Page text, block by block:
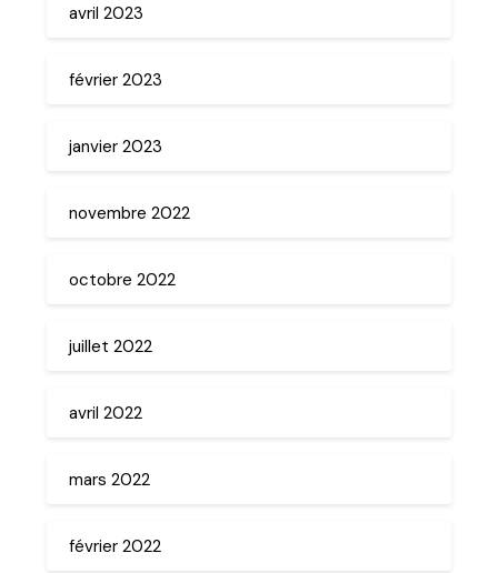
avril 2023
février 2023
janvier 2023
novembre 2022
octobre 2022
juillet 2022
avril 2022
mars 2022
février 2022